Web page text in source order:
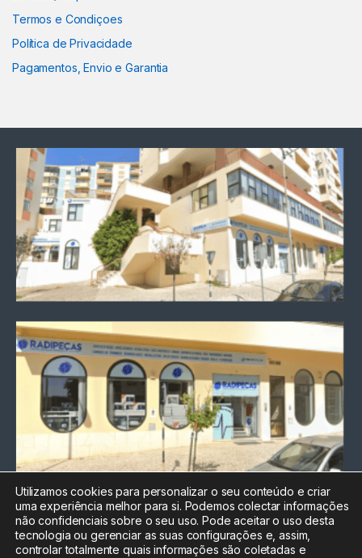
Termos e Condiçoes
Política de Privacidade
Pagamentos, Envio e Garantia
Chamada para a rede fixa
nacional
Electrónica:212
Utilizamos cookies para personalizar o seu conteúdo e criar
uma experiência melhor para si. Podemos colectar informações
não confidenciais sobre o seu uso. Pode aceitar o uso desta
tecnologia ou gerenciar as suas configurações e, assim,
controlar totalmente quais informações são coletadas e